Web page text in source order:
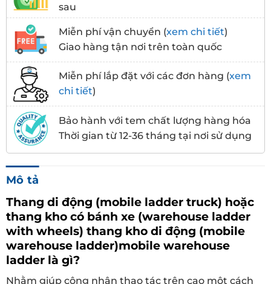
sau
Miễn phí vận chuyển (xem chi tiết)
Giao hàng tận nơi trên toàn quốc
Miễn phí lắp đặt với các đơn hàng (xem
chi tiết)
Bảo hành với tem chất lượng hàng hóa
Thời gian từ 12-36 tháng tại nơi sử dụng
Mô tả
Thang di động (mobile ladder truck) hoặc
thang kho có bánh xe (warehouse ladder
with wheels) thang kho di động (mobile
warehouse ladder)mobile warehouse
ladder là gì?
Nhằm giúp công nhân thao tác trên cao một cách